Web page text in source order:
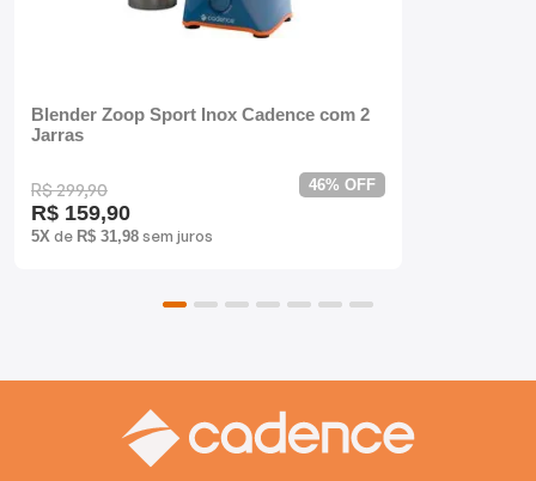
Blender Zoop Sport Inox Cadence com 2
Jarras
R$ 299,90
R$ 159,90
5X de R$ 31,98 sem juros
46% OFF